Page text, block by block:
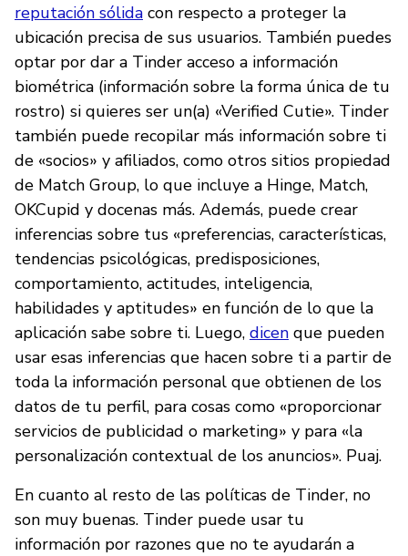
reputación sólida con respecto a proteger la
ubicación precisa de sus usuarios. También puedes
optar por dar a Tinder acceso a información
biométrica (información sobre la forma única de tu
rostro) si quieres ser un(a) «Verified Cutie». Tinder
también puede recopilar más información sobre ti
de «socios» y afiliados, como otros sitios propiedad
de Match Group, lo que incluye a Hinge, Match,
OKCupid y docenas más. Además, puede crear
inferencias sobre tus «preferencias, características,
tendencias psicológicas, predisposiciones,
comportamiento, actitudes, inteligencia,
habilidades y aptitudes» en función de lo que la
aplicación sabe sobre ti. Luego, dicen que pueden
usar esas inferencias que hacen sobre ti a partir de
toda la información personal que obtienen de los
datos de tu perfil, para cosas como «proporcionar
servicios de publicidad o marketing» y para «la
personalización contextual de los anuncios». Puaj.
En cuanto al resto de las políticas de Tinder, no
son muy buenas. Tinder puede usar tu
información por razones que no te ayudarán a